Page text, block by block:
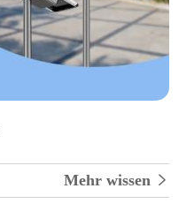
Mehr wissen 